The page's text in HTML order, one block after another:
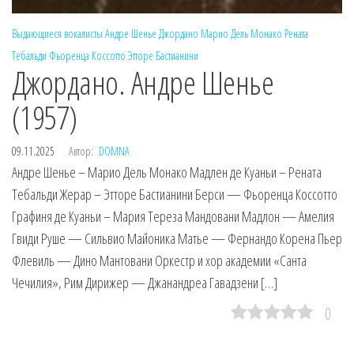
Выдающиеся вокалисты Андре Шенье Джордано Марио Дель Монако Рената
Тебальди Фьоренца Коссотто Этторе Бастианини
Джордано. Андре Шенье
(1957)
09.11.2025 Автор: DOMNA
Андре Шенье – Марио Дель Монако Мадлен де Куаньи – Рената
Тебальди Жерар – Этторе Бастианини Берси — Фьоренца Коссотто
Графиня де Куаньи – Мария Тереза Мандовани Мадлон — Амелия
Гвиди Руше — Сильвио Майоника Матье — Фернандо Корена Пьер
Флевиль — Дино Мантовани Оркестр и хор академии «Санта
Чечилия», Рим Дирижер — Джанандреа Гавадзени […]
0